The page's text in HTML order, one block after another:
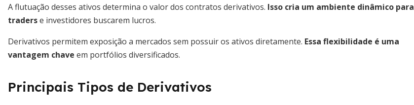
A flutuação desses ativos determina o valor dos contratos derivativos. Isso cria um ambiente dinâmico para
traderse investidores buscarem lucros.
Derivativos permitem exposição a mercados sem possuir os ativos diretamente. Essa flexibilidade é uma
vantagem chave em portfólios diversificados.
Principais Tipos de Derivativos